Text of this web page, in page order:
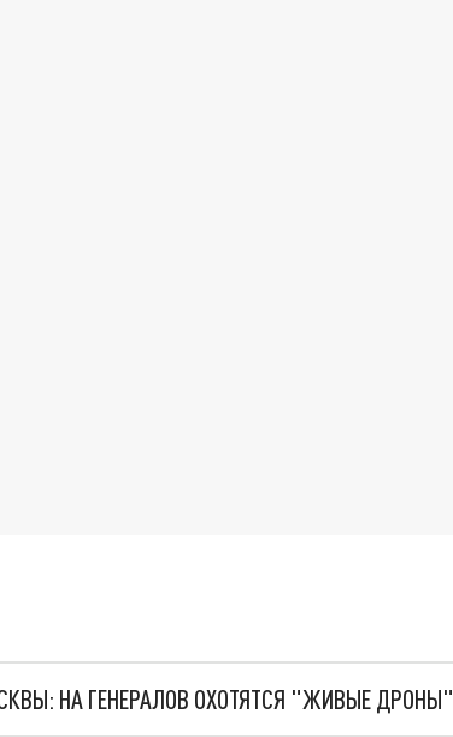
НА ГЕНЕРАЛОВ ОХОТЯТСЯ "ЖИВЫЕ ДРОНЫ"